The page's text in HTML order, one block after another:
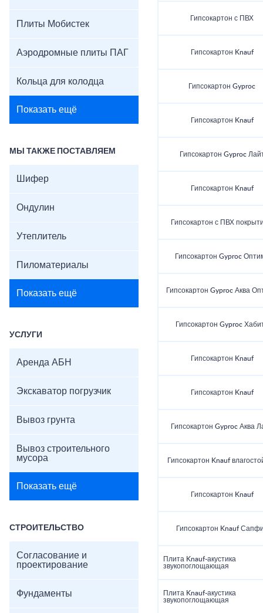
Плиты Мобистек
Аэродромные плиты ПАГ
Кольца для колодца
Показать ещё
МЫ ТАКЖЕ ПОСТАВЛЯЕМ
Шифер
Ондулин
Утеплитель
Пиломатериалы
Показать ещё
УСЛУГИ
Аренда АБН
Экскаватор погрузчик
Вывоз грунта
Вывоз строительного
мусора
Показать ещё
СТРОИТЕЛЬСТВО
Согласование и
проектирование
Фундаменты
Гипсокартон с ПВХ
Гипсокартон Knauf
Гипсокартон Gyproc
Гипсокартон Knauf
Гипсокартон Gyproc
Гипсокартон Knauf
Гипсокартон с ПВХ
Гипсокартон Gyproc
Гипсокартон Gyproc Аква
Гипсокартон Gyproc
Гипсокартон Knauf
Гипсокартон Knauf
Гипсокартон Gyproc Аква
Гипсокартон Knauf
Гипсокартон Knauf
Гипсокартон Knauf
Плита Knauf-акустика
звукопоглощающая
Плита Knauf-акустика
звукопоглощающая